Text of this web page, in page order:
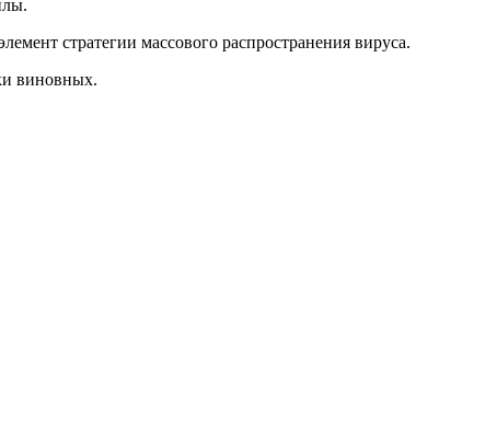
стратегии массового распространения вируса.
виновных.